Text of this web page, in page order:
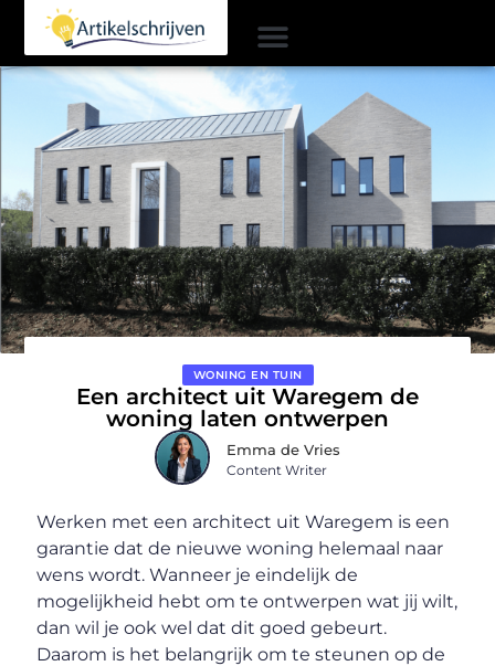
WONING EN TUIN
Een architect uit Waregem de
woning laten ontwerpen
Emma de Vries
Content Writer
Werken met een architect uit Waregem is een
garantie dat de nieuwe woning helemaal naar
wens wordt. Wanneer je eindelijk de
mogelijkheid hebt om te ontwerpen wat jij wilt,
dan wil je ook wel dat dit goed gebeurt.
Daarom is het belangrijk om te steunen op de